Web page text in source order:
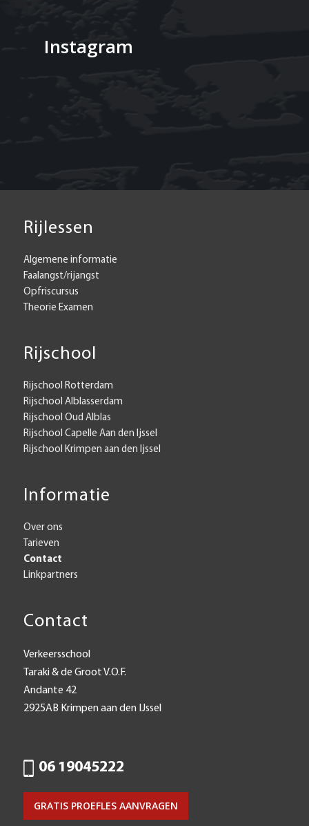
Instagram
Rijlessen
Algemene informatie
Faalangst/rijangst
Opfriscursus
Theorie Examen
Rijschool
Rijschool Rotterdam
Rijschool Alblasserdam
Rijschool Oud Alblas
Rijschool Capelle Aan den Ijssel
Rijschool Krimpen aan den Ijssel
Informatie
Over ons
Tarieven
Contact
Linkpartners
Contact
Verkeersschool
Taraki & de Groot V.O.F.
Andante 42
2925AB Krimpen aan den IJssel
06 19045222
GRATIS PROEFLES AANVRAGEN